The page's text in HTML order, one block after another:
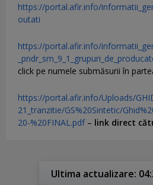
https://portal.afir.info/
outati
https://portal.afir.info/
click pe numele submăsurii în
https://portal.afir.info/Uploads/
21_tranzitie/GS%20Sintetic/
20-%20FINAL.pdf– link direct
Ultima actualizare: